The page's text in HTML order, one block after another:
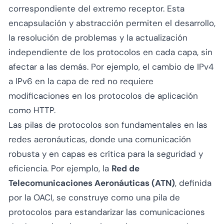
correspondiente del extremo receptor. Esta
encapsulación y abstracción permiten el desarrollo,
la resolución de problemas y la actualización
independiente de los protocolos en cada capa, sin
afectar a las demás. Por ejemplo, el cambio de IPv4
a IPv6 en la capa de red no requiere
modificaciones en los protocolos de aplicación
como HTTP.
Las pilas de protocolos son fundamentales en las
redes aeronáuticas, donde una comunicación
robusta y en capas es crítica para la seguridad y
eficiencia. Por ejemplo, la Red de
Telecomunicaciones Aeronáuticas (ATN), definida
por la OACI, se construye como una pila de
protocolos para estandarizar las comunicaciones